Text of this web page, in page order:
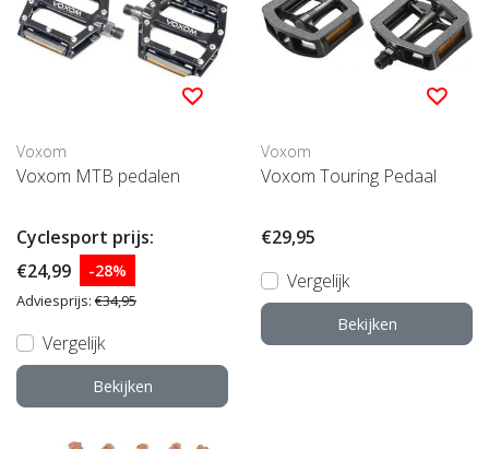
Voxom
Voxom MTB pedalen
Cyclesport prijs:
€24,99
-28%
Adviesprijs: €34,95
Vergelijk
Bekijken
Voxom
Voxom Touring Pedaal
€29,95
Vergelijk
Bekijken